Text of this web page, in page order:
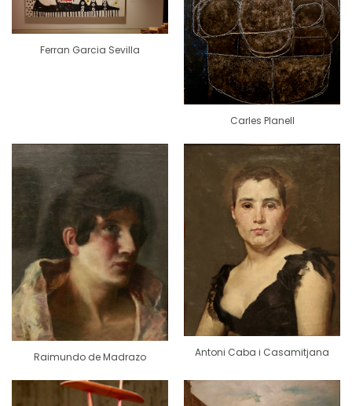
Ferran Garcia Sevilla
Carles Planell
Raimundo de Madrazo Antoni Caba i Casamitjana